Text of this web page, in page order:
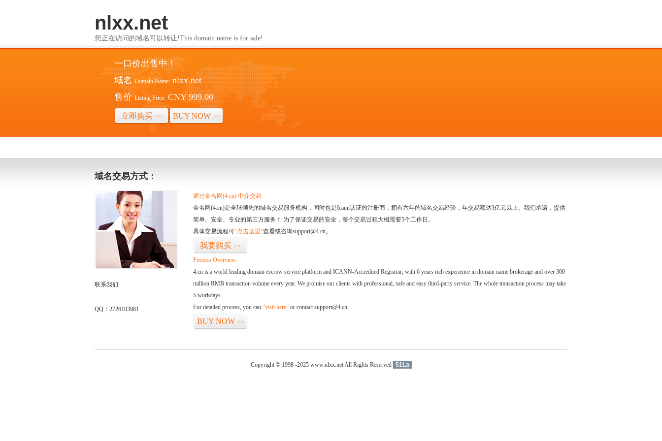
nlxx.net
您正在访问的域名可以转让!This domain name is for sale!
一口价出售中！
域名 Domain Name: nlxx.net
售价 Listing Price: CNY 999.00
立即购买 >> BUY NOW >>
域名交易方式：
联系我们
QQ：2726103981
通过金名网(4.cn) 中介交易
金名网(4.cn)是全球领先的域名交易服务机构，同时也是Icann认证的注册商，拥有六年的域名交易经验，年交易额达3亿元以上。我们承诺，提供
简单、安全、专业的第三方服务！ 为了保证交易的安全，整个交易过程大概需要5个工作日。
具体交易流程可“点击这里”查看或咨询support@4.cn。
我要购买 >>
Process Overview:
4.cn is a world leading domain escrow service platform and ICANN-Accredited Registrar, with 6 years rich experience in domain name brokerage and over 300
million RMB transaction volume every year. We promise our clients with professional, safe and easy third-party service. The whole transaction process may take
5 workdays.
For detailed process, you can “visit here” or contact support@4.cn.
BUY NOW >>
Copyright © 1998 -2025 www.nlxx.net All Rights Reserved 51La